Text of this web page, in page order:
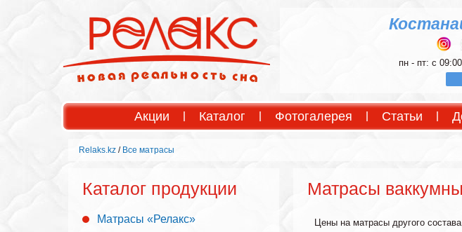
пн - пт: с
Акции Каталог Фотогалерея Статьи
Relaks.kz / Все матрасы
Каталог продукции
Матрасы «Релакс»
Матрасы
Цены на матрасы другого